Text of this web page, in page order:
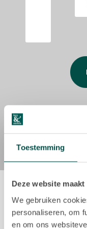
Toestemming
Deze website
We gebruiken
personaliseren, om
en om ons
Vierde
Totale oppervlakte
BOUWJAAR
1904
Gelegen op eigen
470-1 Wonen C
470-2 Wonen C
470-3 Wonen C
Actueel